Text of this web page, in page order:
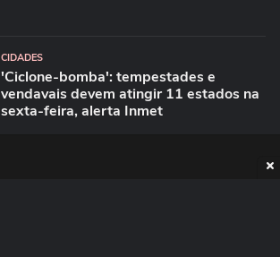
CIDADES
'Ciclone-bomba': tempestades e
vendavais devem atingir 11 estados na
sexta-feira, alerta Inmet